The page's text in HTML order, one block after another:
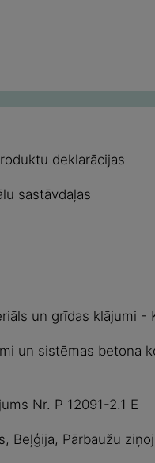
deklarācijas
sastāvdaļas
un grīdas klājumi -
un sistēmas betona
Nr. P 12091-2.1 E
Beļģija, Pārbaužu